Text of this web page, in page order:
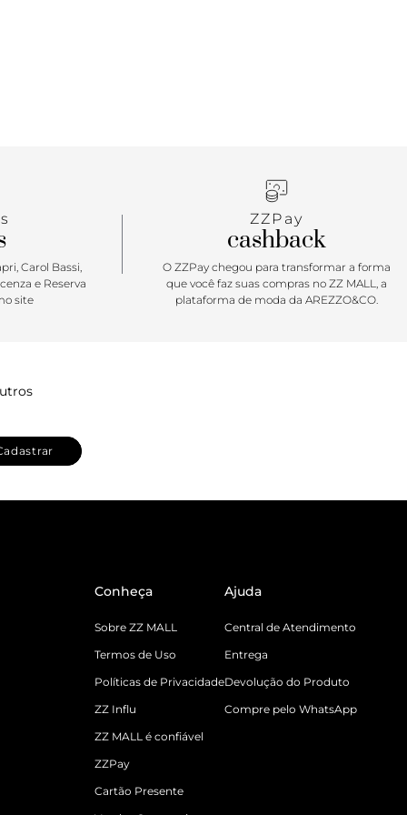
Carol Bassi,
e Reserva
site
ZZPay
cashback
O ZZPay chegou para transformar a forma
que você faz suas compras no ZZ MALL, a
plataforma de moda da AREZZO&CO.
Conheça
Sobre ZZ MALL
Termos de Uso
Políticas de Privacidade
ZZ Influ
ZZ MALL é confiável
ZZPay
Cartão Presente
Ajuda
Central de Atendimento
Entrega
Devolução do Produto
Compre pelo WhatsApp